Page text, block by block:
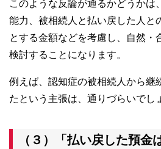
このような反論が通るかどうかは
能力、被相続人と払い戻した人と
とする金額などを考慮し、自然・
検討することになります。
例えば、認知症の被相続人から継
たという主張は、通りづらいでし
（３）「払い戻した預金